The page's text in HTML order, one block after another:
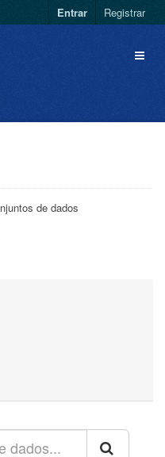
Entrar Registrar
de dados